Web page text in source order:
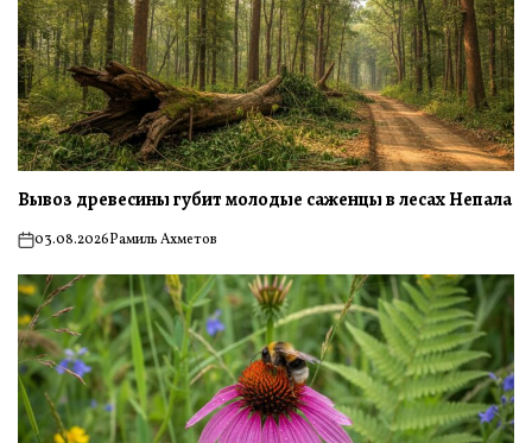
Вывоз древесины губит молодые саженцы в лесах Непала
on03.08.2026Рамиль Ахметов